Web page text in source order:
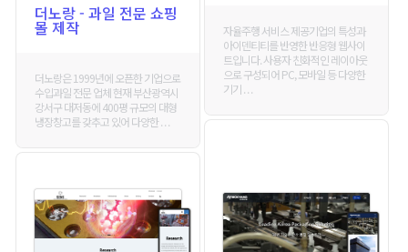
더노랑 - 과일 전문 쇼핑
몰 제작
더노랑은 1999년에 오픈한 기업으로
수입과일 전문 업체 현재 부산광역시
강서구 대저동에 400평 규모의 대형
냉장창고를 갖추고 있어 다양한 . . .
자율주행 서비스 제공기업의 특성과
아이덴티티를 반영한 반응형 웹사이
트입니다. 사용자 친화적인 레이아웃
으로 구성되어 PC, 모바일 등 다양한
기기 . . .